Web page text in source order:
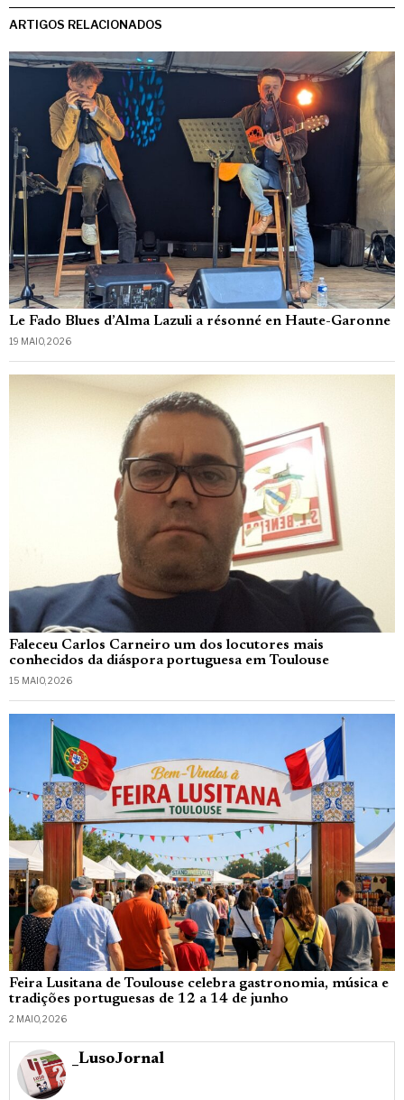
ARTIGOS RELACIONADOS
Le Fado Blues d’Alma Lazuli a résonné en Haute-Garonne
19 MAIO, 2026
Faleceu Carlos Carneiro um dos locutores mais
conhecidos da diáspora portuguesa em Toulouse
15 MAIO, 2026
Feira Lusitana de Toulouse celebra gastronomia, música e
tradições portuguesas de 12 a 14 de junho
2 MAIO, 2026
_LusoJornal